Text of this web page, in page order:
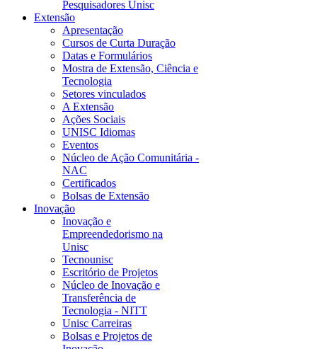
Pesquisadores Unisc
Extensão
Apresentação
Cursos de Curta Duração
Datas e Formulários
Mostra de Extensão, Ciência e
Tecnologia
Setores vinculados
A Extensão
Ações Sociais
UNISC Idiomas
Eventos
Núcleo de Ação Comunitária -
NAC
Certificados
Bolsas de Extensão
Inovação
Inovação e
Empreendedorismo na
Unisc
Tecnounisc
Escritório de Projetos
Núcleo de Inovação e
Transferência de
Tecnologia - NITT
Unisc Carreiras
Bolsas e Projetos de